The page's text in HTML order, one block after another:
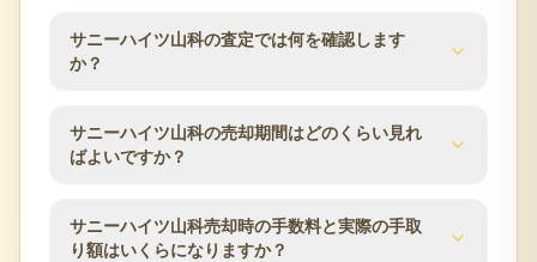
10分 京都市営地下鉄東西線／椥辻駅 徒歩14分で
す。所在地は京都府京都市山科区東野片下リ町21-1
です。駅からの距離や利用できる路線は、マンショ
ン売却時の検討条件としてよく確認される項目で
分譲時の公表情報では、小学校区は京都市立大宅小
学校、中学校区は京都市立大宅中学校です。学区は
新の情報は京都市の教育委員会などでご確認くださ
い。
サニーハイツ山科の査定では何を確認します
か？
サニーハイツ山科の査定では、築年数、階数、方
位、専有面積、間取り、室内状態、管理状況、修繕
の市場動向も踏まえ、売却方針をご提案します。
サニーハイツ山科の売却期間はどのくらい見れ
ばよいですか？
売却期間は販売価格、住戸条件、市場状況、内覧対
応のしやすさによって変わります。査定時に近隣の
サニーハイツ山科売却時の手数料と実際の手取
り額はいくらになりますか？